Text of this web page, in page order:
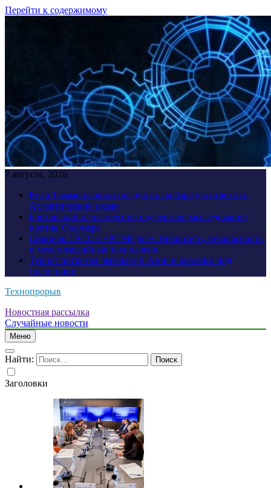
Перейти к содержимому
7 августа, 2026
Кита Тимми решили погрузить на баржу и отвезти в
Атлантический океан
Британский парламент не поддержал расследование
против Стармера
Семинар ТАСС в «РГ Медиа»: Нейросети, безопасность
и мультимедийные технологии
Турист потрогал черепаху в Азии и оказался под
следствием
Технопрорыв
Новостная рассылка
Случайные новости
Меню
Найти:
Заголовки